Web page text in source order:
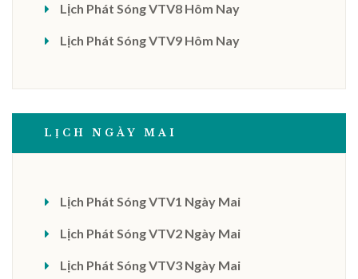
Lịch Phát Sóng VTV8 Hôm Nay
Lịch Phát Sóng VTV9 Hôm Nay
LỊCH NGÀY MAI
Lịch Phát Sóng VTV1 Ngày Mai
Lịch Phát Sóng VTV2 Ngày Mai
Lịch Phát Sóng VTV3 Ngày Mai